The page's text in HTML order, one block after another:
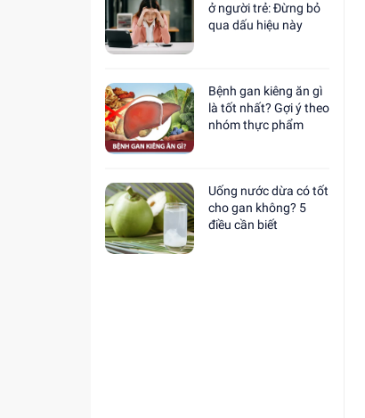
ở người trẻ: Đừng bỏ
qua dấu hiệu này
Bệnh gan kiêng ăn gì
là tốt nhất? Gợi ý theo
nhóm thực phẩm
Uống nước dừa có tốt
cho gan không? 5
điều cần biết